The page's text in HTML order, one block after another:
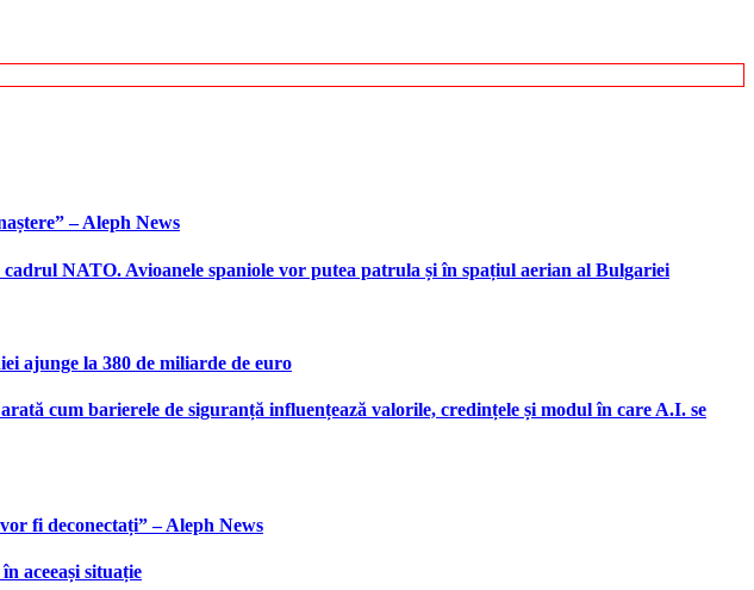
– Aleph News
NATO. Avioanele spaniole vor putea patrula și în spațiul aerian al Bulgariei
ajunge la 380 de miliarde de euro
cum barierele de siguranță influențează valorile, credințele și modul în care A.I. se
fi deconectați” – Aleph News
aceeași situație